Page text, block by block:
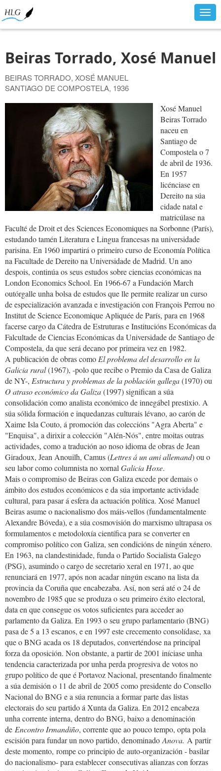
Beiras Torrado, Xosé Manuel
BEIRAS TORRADO, XOSÉ MANUEL
SANTIAGO DE COMPOSTELA, 1936
Xosé Manuel
Beiras Torrado
naceu en
Santiago de
Compostela o 7
de abril de 1936.
En 1957
licénciase en
Dereito na súa
cidade natal e
matricúlase na
Faculté de Droit et des Sciences Economiques na Sorbonne (París),
estudando tamén Literatura e Lingua francesas na universidade
parisina. En 1960 impartirá o primeiro curso de Economía Política
na Facultade de Dereito na Universidade de Madrid. Un ano
despois, continúa os seus estudos sobre ciencias económicas na
London Economics School. En 1966-67 a Fundación March
outórgalle unha bolsa de estudos que lle permite realizar un curso
de especialización avanzada e investigación con François Perrou no
Institut de Science Economique Apliquée de París, para en 1968
facerse cargo da Cátedra de Estruturas e Institucións Económicas da
Falcultade de Ciencias Económicas da Universidade de Santiago de
Compostela, da que será decano por primeira vez en 1982.
A publicación de obras como El problema del desarrollo en la
Galicia rural(1967), -polo que recibe o Premio da Casa de Galiza
de NY-, Estructura y problemas de la población gallega(1970) ou
O atraso económico da Galiza(1997) significan a súa
consolidación como analista económico de innegábel prestixio. A
súa sólida formación e inquedanzas culturais lévano, ao carón de
Xaime Isla Couto, á promoción das coleccións "Agra Aberta" e
"Enquisa", a dirixir a colección "Alén-Nós", entre moitas outras
actividades, como a tradución ao noso idioma de obras de Jean
Giradoux, Jean Anouilh, Camus (Lettres á un ami allemand) ou o
seu labor como columnista no xornal Galicia Hoxe.
Mais o compromiso de Beiras con Galiza excede por demais o
ámbito dos estudos económicos e da súa importante actividade
cultural, para pasar á esfera da actuación política. Xosé Manuel
Beiras asume o nacionalismo dos máis-vellos (fundamentalmente
Alexandre Bóveda), e a súa cosmovisión do marxismo ultrapasa os
formulamentos e metodoloxía científica para se converter en
compromiso político con Galiza, sen condicións de ningún xénero.
En 1963, na clandestinidade, funda o Partido Socialista Galego
(PSG), asumindo o cargo de secretario xeral en 1971, ao que
renunciará en 1977, após non acadar ningún escano na lista da
provincia da Coruña que encabezaba. Así, non será até o 24 de
novembro de 1985 que se produza o seu primeiro éxito electoral,
data en que consegue os votos suficientes para acceder ao
parlamento da Galiza. En 1993 o seu grupo parlamentario (BNG)
pasa de 5 a 13 escanos, e en 1997 este crecemento consolídase, xa
que o BNG acada os 18 deputados, converténdose na principal
forza da oposición. Non obstante, a partir de 2001 iníciase unha
tendencia caracterizada por unha perda progresiva de votos no
grupo político de que é Portavoz Nacional, presentando finalmente
a súa demisión o 11 de abril de 2005 como presidente do Consello
Nacional do BNG e a súa renuncia a formar parte das listas
electorais do seu partido á Xunta da Galiza. En 2012 encabeza
unha corrente interna, dentro do BNG, baixo a denominación
de Encontro Irmandiño, corrente que ao pouco tempo, opta pola
escisión para fundar un novo partido, denominado Anova. A partir
deste momento, rompe co principio de auto-organización - basilar
do nacionalismo- para establecer consecutivas alianzas con forzas